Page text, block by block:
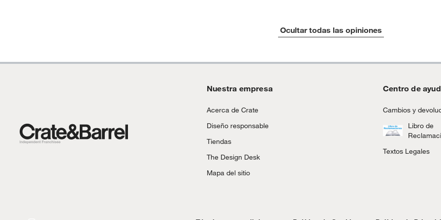
Ocultar todas las opiniones
Nuestra empresa
Acerca de Crate
Diseño responsable
Tiendas
The Design Desk
Mapa del sitio
Centro de
Cambios y
Libro de
Textos Legales